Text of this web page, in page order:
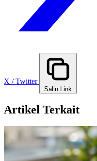
X / Twitter
Salin Link
Artikel Terkait